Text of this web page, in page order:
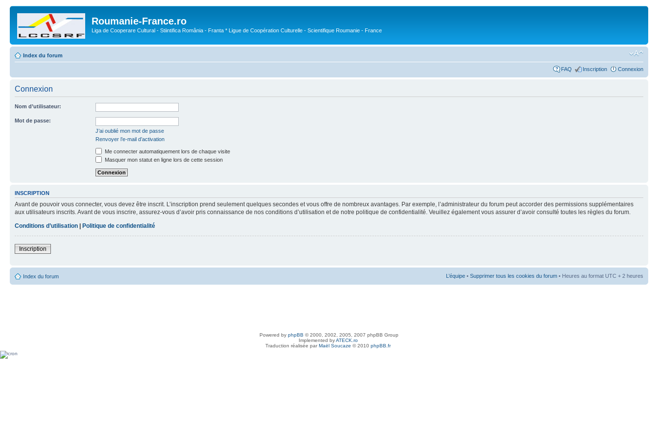
Roumanie-France.ro
Liga de Cooperare Cultural - Stiintifica România - Franta * Ligue de Coopération Culturelle - Scientifique Roumanie - France
Index du forum
FAQ Inscription Connexion
Connexion
Nom d’utilisateur:
Mot de passe:
J’ai oublié mon mot de passe
Renvoyer l’e-mail d’activation
Me connecter automatiquement lors de chaque visite
Masquer mon statut en ligne lors de cette session
INSCRIPTION
Avant de pouvoir vous connecter, vous devez être inscrit. L’inscription prend seulement quelques secondes et vous offre de nombreux avantages. Par exemple, l’administrateur du forum peut accorder des permissions supplémentaires
aux utilisateurs inscrits. Avant de vous inscrire, assurez-vous d’avoir pris connaissance de nos conditions d’utilisation et de notre politique de confidentialité. Veuillez également vous assurer d’avoir consulté toutes les règles du forum.
Conditions d’utilisation
Politique de confidentialité
Inscription
Index du forum L’équipe • Supprimer tous les cookies du forum • Heures au format UTC + 2 heures
Powered by phpBB © 2000, 2002, 2005, 2007 phpBB Group
Implemented byATECK.ro
Traduction réalisée parMaël Soucaze © 2010 phpBB.fr